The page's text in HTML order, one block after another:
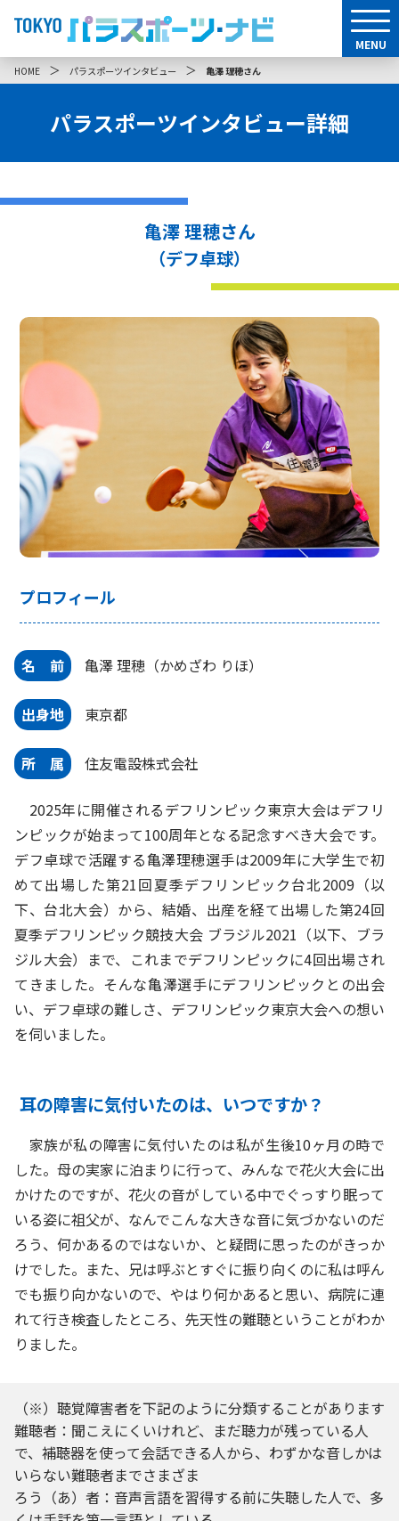
MENU
HOME ＞ パラスポーツインタビュー ＞ 亀澤 理穂さん
パラスポーツインタビュー詳細
亀澤 理穂さん
（デフ卓球）
プロフィール
名 前 亀澤 理穂（かめざわ りほ）
出身地 東京都
所 属 住友電設株式会社
2025年に開催されるデフリンピック東京大会はデフリ
ンピックが始まって100周年となる記念すべき大会です。
デフ卓球で活躍する亀澤理穂選手は2009年に大学生で初
めて出場した第21回夏季デフリンピック台北2009（以
下、台北大会）から、結婚、出産を経て出場した第24回
夏季デフリンピック競技大会 ブラジル2021（以下、ブラ
ジル大会）まで、これまでデフリンピックに4回出場され
てきました。そんな亀澤選手にデフリンピックとの出会
い、デフ卓球の難しさ、デフリンピック東京大会への想い
を伺いました。
耳の障害に気付いたのは、いつですか？
家族が私の障害に気付いたのは私が生後10ヶ月の時で
した。母の実家に泊まりに行って、みんなで花火大会に出
かけたのですが、花火の音がしている中でぐっすり眠って
いる姿に祖父が、なんでこんな大きな音に気づかないのだ
ろう、何かあるのではないか、と疑問に思ったのがきっか
けでした。また、兄は呼ぶとすぐに振り向くのに私は呼ん
でも振り向かないので、やはり何かあると思い、病院に連
れて行き検査したところ、先天性の難聴ということがわか
りました。
（※）聴覚障害者を下記のように分類することがあります
難聴者：聞こえにくいけれど、まだ聴力が残っている人
で、補聴器を使って会話できる人から、わずかな音しかは
いらない難聴者までさまざま
ろう（あ）者：音声言語を習得する前に失聴した人で、多